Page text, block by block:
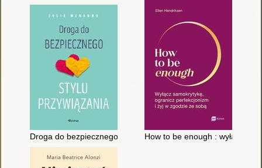
Droga do bezpiecznego stylu przywiązaniaHow to be enough : wyłącz